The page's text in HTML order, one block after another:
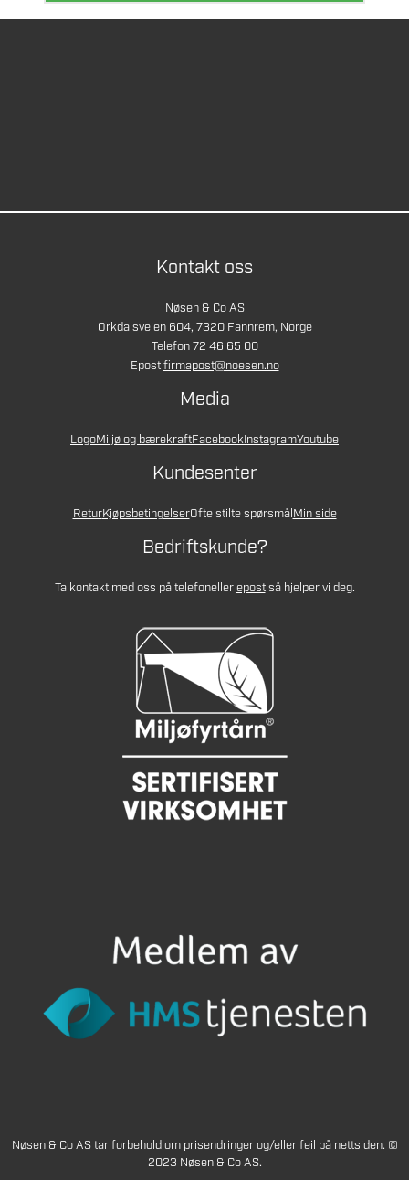
Kontakt oss
Nøsen & Co AS
Orkdalsveien 604, 7320 Fannrem, Norge
Telefon 72 46 65 00
Epostfirmapost@noesen.no
Media
LogoMiljø og bærekraftFacebookInstagramYoutube
Kundesenter
ReturKjøpsbetingelserOfte stilte spørsmålMin side
Bedriftskunde?
Ta kontakt med oss på telefonellerepostså hjelper vi deg.
Nøsen & Co AS tar forbehold om prisendringer og/eller feil på nettsiden. ©
2023 Nøsen & Co AS.